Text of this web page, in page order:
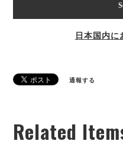
日本国内に
通報する
Related